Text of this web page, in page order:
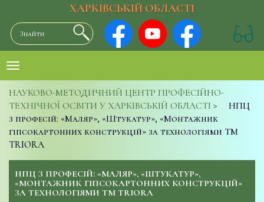
ХАРКІВСЬКІЙ ОБЛАСТІ
НАУКОВО-МЕТОДИЧНИЙ ЦЕНТР ПРОФЕСІЙНО-
ТЕХНІЧНОЇ ОСВІТИ У ХАРКІВСЬКІЙ ОБЛАСТІ >
НПЦ
з професій: «Маляр», «Штукатур», «Монтажник
гіпсокартонних конструкцій» за технологіями ТМ
TRIORA
НПЦ З ПРОФЕСІЙ: «МАЛЯР», «ШТУКАТУР»,
«МОНТАЖНИК ГІПСОКАРТОННИХ КОНСТРУКЦІЙ»
ЗА ТЕХНОЛОГІЯМИ ТМ TRIORA